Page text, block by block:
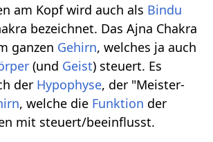
am Kopf wird auch als Bindu
bezeichnet. Das Ajna Chakra
ganzen Gehirn, welches ja auch
(und Geist) steuert. Es
der Hypophyse, der "Meister-
, welche die Funktion der
mit steuert/beeinflusst.